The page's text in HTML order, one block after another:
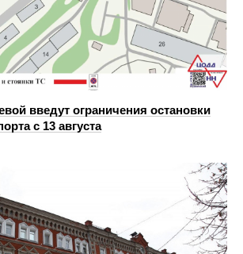
введут ограничения остановки
с 13 августа